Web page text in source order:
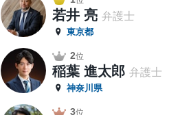
若井 亮 弁護士
東京都
2位
稲葉 進太郎 弁護士
神奈川県
3位